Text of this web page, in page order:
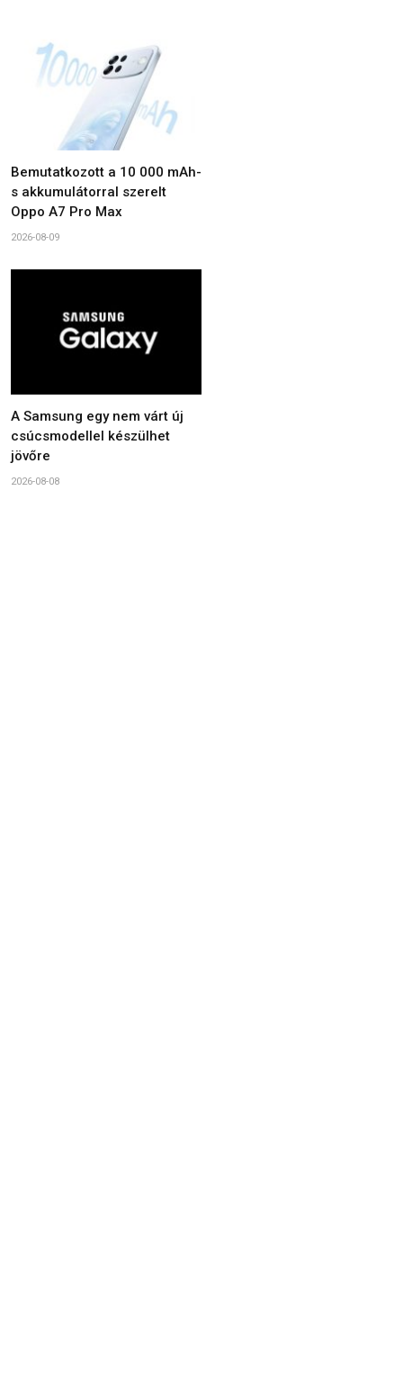
Bemutatkozott a 10 000 mAh-
s akkumulátorral szerelt
Oppo A7 Pro Max
2026-08-09
A Samsung egy nem várt új
csúcsmodellel készülhet
jövőre
2026-08-08